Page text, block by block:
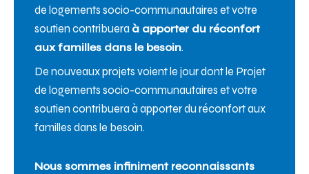
de logements socio-communautaires et votre
soutien contribuera à apporter du réconfort
aux familles dans le besoin.
De nouveaux projets voient le jour dont le Projet
de logements socio-communautaires et votre
soutien contribuera à apporter du réconfort aux
familles dans le besoin.
Nous sommes infiniment reconnaissants